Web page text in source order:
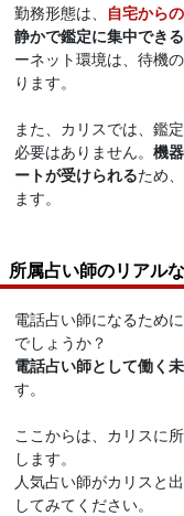
勤務形態は、 自宅から
静かで鑑定に集中でき
ーネット環境は、待機
ります。
また、カリスでは、鑑
必要はありません。機
ートが受けられるため
ます。
所属占い師のリアル
電話占い師になるため
でしょうか？
電話占い師として働く
す。
ここからは、カリスに
します。
人気占い師がカリスと
してみてください。